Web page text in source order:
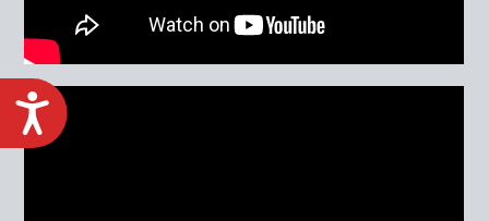
ACCESIBILIDAD